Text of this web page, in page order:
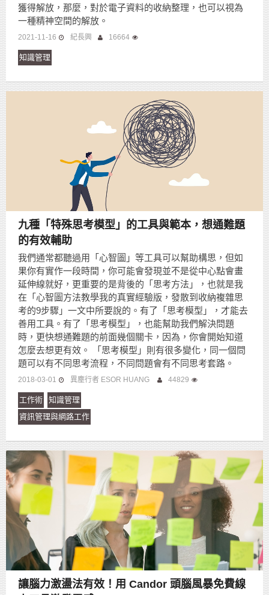
獲得解放，那麼，對於電子資料的收納整理，也可以視為
一種精神空間的解放。
2021-11-16 紀長興 16664
知識管理
九種「特殊思考模型」的工具與範本，想通難題
的有效輔助
我們通常都聽過用「心智圖」等工具可以幫助構思，但如
果你有實作一段時間，你可能會發現並不是從中心點會畫
延伸線就好，更重要的是背後的「思考方法」，也就是我
在「心智圖方法教學我的真實經驗版，發散到收納複雜思
考的9步驟」一文中所要說的。有了「思考模型」，才能去
善用工具。有了「思考模型」，也能幫助我們解決問題
時，更快想通難題的前面幾個關卡，因為，你會開始知道
怎麼去想更有效。 「思考模型」則有很多變化，同一個問
題可以有不同思考流程，不同問題會有不同思考套路。
2018-03-01 異塵行者 ESOR HUANG 44829
工作術
知識管理
資訊管理與網路工作
讓腦力激盪法有效！用 Candor 頭腦風暴免費線